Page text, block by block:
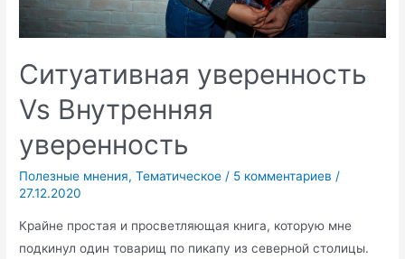
Ситуативная уверенность
Vs Внутренняя
уверенность
Полезные мнения,Тематическое / 5 комментариев /
27.12.2020
Крайне простая и просветляющая книга, которую мне
подкинул один товарищ по пикапу из северной столицы.